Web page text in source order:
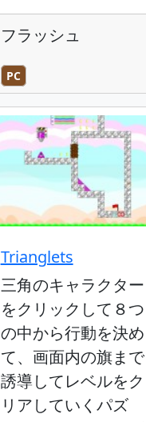
フラッシュ
PC
Trianglets
三角のキャラクター
をクリックして８つ
の中から行動を決め
て、画面内の旗まで
誘導してレベルをク
リアしていくパズ